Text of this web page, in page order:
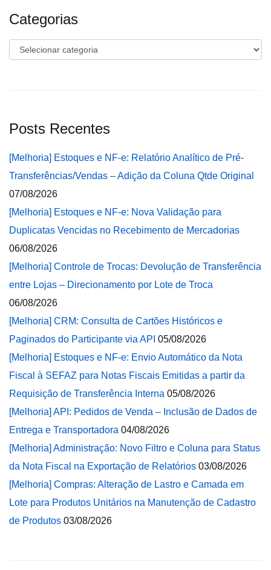
Categorias
Categorias
Posts Recentes
[Melhoria] Estoques e NF-e: Relatório Analítico de Pré-
Transferências/Vendas – Adição da Coluna Qtde Original
07/08/2026
[Melhoria] Estoques e NF-e: Nova Validação para
Duplicatas Vencidas no Recebimento de Mercadorias
06/08/2026
[Melhoria] Controle de Trocas: Devolução de Transferência
entre Lojas – Direcionamento por Lote de Troca
06/08/2026
[Melhoria] CRM: Consulta de Cartões Históricos e
Paginados do Participante via API 05/08/2026
[Melhoria] Estoques e NF-e: Envio Automático da Nota
Fiscal à SEFAZ para Notas Fiscais Emitidas a partir da
Requisição de Transferência Interna 05/08/2026
[Melhoria] API: Pedidos de Venda – Inclusão de Dados de
Entrega e Transportadora 04/08/2026
[Melhoria] Administração: Novo Filtro e Coluna para Status
da Nota Fiscal na Exportação de Relatórios 03/08/2026
[Melhoria] Compras: Alteração de Lastro e Camada em
Lote para Produtos Unitários na Manutenção de Cadastro
de Produtos 03/08/2026